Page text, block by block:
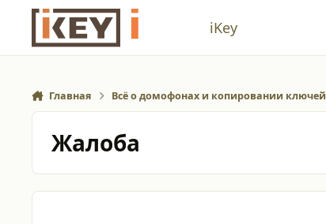
Перейти к содержанию
iKey
Главная Всё о домофонах и копировании ключей
Жалоба